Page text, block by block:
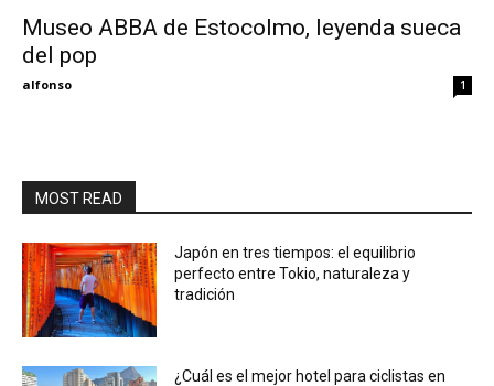
Museo ABBA de Estocolmo, leyenda sueca
del pop
alfonso 1
MOST READ
Japón en tres tiempos: el equilibrio
perfecto entre Tokio, naturaleza y
tradición
¿Cuál es el mejor hotel para ciclistas en